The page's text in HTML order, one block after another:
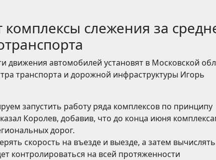
комплексы слежения за
движения автомобилей установят в Московской
транспорта и дорожной инфраструктуры Игорь
запустить работу ряда комплексов по принципу
Королев, добавив, что до конца июня
дорог.
скорость на въезде и выезде, а затем вычислять
контролироваться на всей протяженности